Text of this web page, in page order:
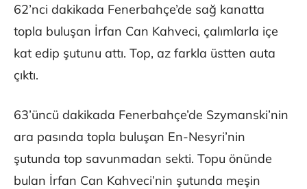
62’nci dakikada Fenerbahçe’de sağ kanatta
topla buluşan İrfan Can Kahveci, çalımlarla içe
kat edip şutunu attı. Top, az farkla üstten auta
çıktı.
63’üncü dakikada Fenerbahçe’de Szymanski’nin
ara pasında topla buluşan En-Nesyri’nin
şutunda top savunmadan sekti. Topu önünde
bulan İrfan Can Kahveci’nin şutunda meşin